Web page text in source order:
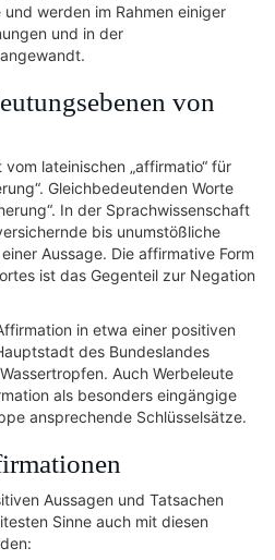
werden im Rahmen einiger
und in der
von
lateinischen „affirmatio“ für
Gleichbedeutenden Worte
In der Sprachwissenschaft
bis unumstößliche
Aussage. Die affirmative Form
ist das Gegenteil zur Negation
in etwa einer positiven
des Bundeslandes
Auch Werbeleute
als besonders eingängige
ansprechende Schlüsselsätze.
Aussagen und Tatsachen
Sinne auch mit diesen